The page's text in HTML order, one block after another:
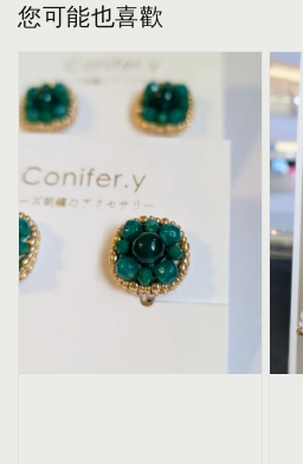
您可能也喜歡